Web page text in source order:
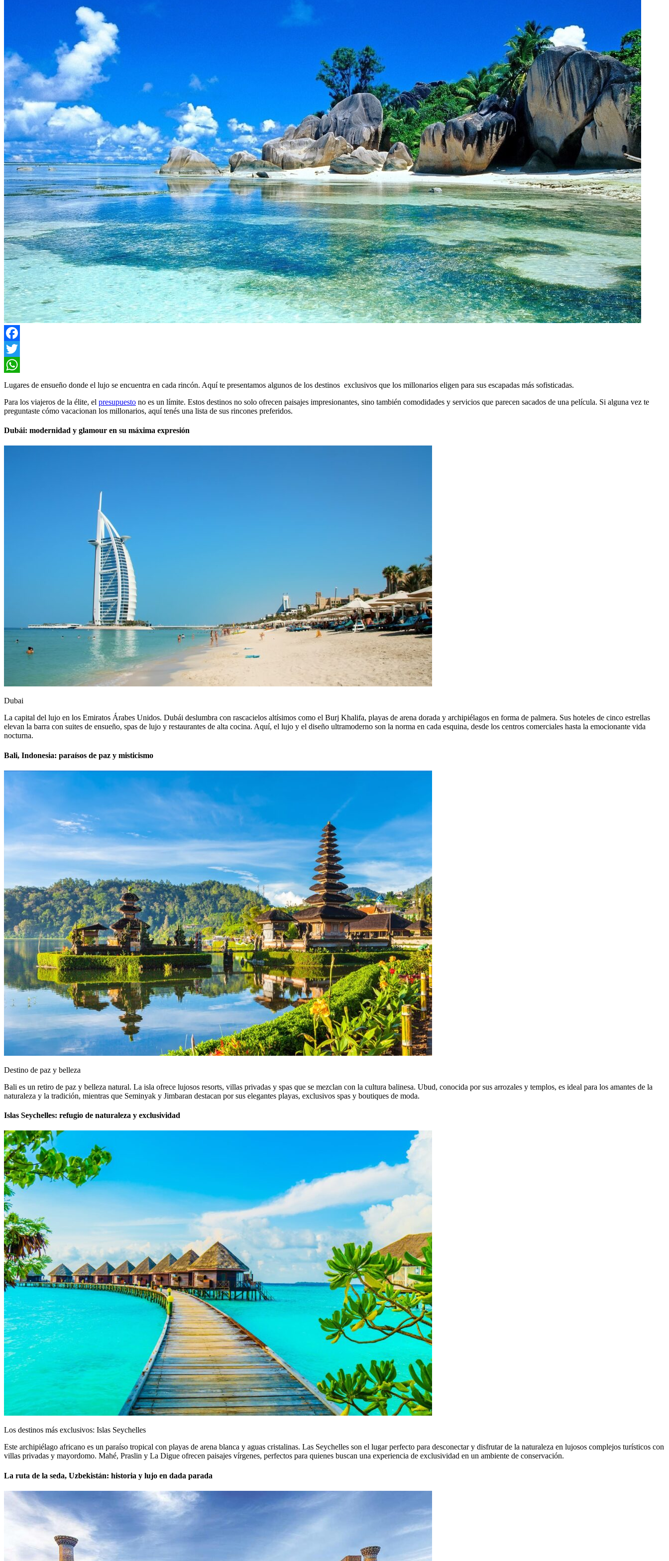
Facebook
Twitter
WhatsApp
Lugares de ensueño donde el lujo se encuentra en cada rincón. Aquí te presentamos algunos de los destinos exclusivos que los millonarios eligen para sus escapadas más sofisticadas.
Para los viajeros de la élite, el presupuesto no es un límite. Estos destinos no solo ofrecen paisajes impresionantes, sino también comodidades y servicios que parecen sacados de una película. Si alguna vez te
preguntaste cómo vacacionan los millonarios, aquí tenés una lista de sus rincones preferidos.
Dubái: modernidad y glamour en su máxima expresión
Dubai
La capital del lujo en los Emiratos Árabes Unidos. Dubái deslumbra con rascacielos altísimos como el Burj Khalifa, playas de arena dorada y archipiélagos en forma de palmera. Sus hoteles de cinco estrellas
elevan la barra con suites de ensueño, spas de lujo y restaurantes de alta cocina. Aquí, el lujo y el diseño ultramoderno son la norma en cada esquina, desde los centros comerciales hasta la emocionante vida
nocturna.
Bali, Indonesia: paraísos de paz y misticismo
Destino de paz y belleza
Bali es un retiro de paz y belleza natural. La isla ofrece lujosos resorts, villas privadas y spas que se mezclan con la cultura balinesa. Ubud, conocida por sus arrozales y templos, es ideal para los amantes de la
naturaleza y la tradición, mientras que Seminyak y Jimbaran destacan por sus elegantes playas, exclusivos spas y boutiques de moda.
Islas Seychelles: refugio de naturaleza y exclusividad
Los destinos más exclusivos: Islas Seychelles
Este archipiélago africano es un paraíso tropical con playas de arena blanca y aguas cristalinas. Las Seychelles son el lugar perfecto para desconectar y disfrutar de la naturaleza en lujosos complejos turísticos con
villas privadas y mayordomo. Mahé, Praslin y La Digue ofrecen paisajes vírgenes, perfectos para quienes buscan una experiencia de exclusividad en un ambiente de conservación.
La ruta de la seda, Uzbekistán: historia y lujo en dada parada